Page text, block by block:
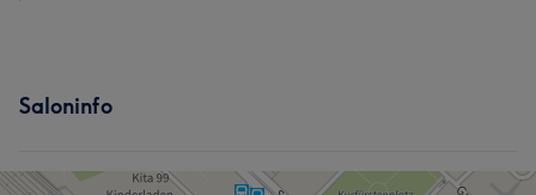
Saloninfo